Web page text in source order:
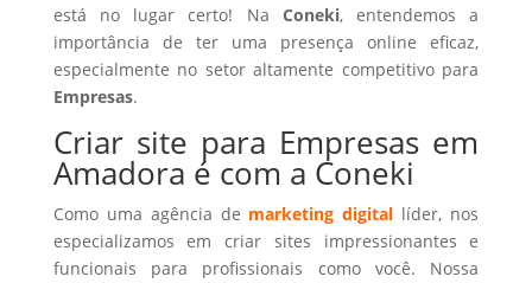
está no lugar certo! Na Coneki, entendemos a
importância de ter uma presença online eficaz,
especialmente no setor altamente competitivo para
Empresas.
Criar site para Empresas em
Amadora é com a Coneki
Como uma agência de marketing digital líder, nos
especializamos em criar sites impressionantes e
funcionais para profissionais como você. Nossa